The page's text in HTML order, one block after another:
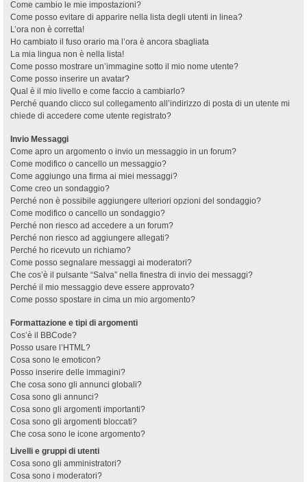
Come cambio le mie impostazioni?
Come posso evitare di apparire nella lista degli utenti in linea?
L’ora non è corretta!
Ho cambiato il fuso orario ma l’ora è ancora sbagliata
La mia lingua non è nella lista!
Come posso mostrare un’immagine sotto il mio nome utente?
Come posso inserire un avatar?
Qual è il mio livello e come faccio a cambiarlo?
Perché quando clicco sul collegamento all’indirizzo di posta di un utente mi
chiede di accedere come utente registrato?
Invio Messaggi
Come apro un argomento o invio un messaggio in un forum?
Come modifico o cancello un messaggio?
Come aggiungo una firma ai miei messaggi?
Come creo un sondaggio?
Perché non è possibile aggiungere ulteriori opzioni del sondaggio?
Come modifico o cancello un sondaggio?
Perché non riesco ad accedere a un forum?
Perché non riesco ad aggiungere allegati?
Perché ho ricevuto un richiamo?
Come posso segnalare messaggi ai moderatori?
Che cos’è il pulsante “Salva” nella finestra di invio dei messaggi?
Perché il mio messaggio deve essere approvato?
Come posso spostare in cima un mio argomento?
Formattazione e tipi di argomenti
Cos’è il BBCode?
Posso usare l’HTML?
Cosa sono le emoticon?
Posso inserire delle immagini?
Che cosa sono gli annunci globali?
Cosa sono gli annunci?
Cosa sono gli argomenti importanti?
Cosa sono gli argomenti bloccati?
Che cosa sono le icone argomento?
Livelli e gruppi di utenti
Cosa sono gli amministratori?
Cosa sono i moderatori?